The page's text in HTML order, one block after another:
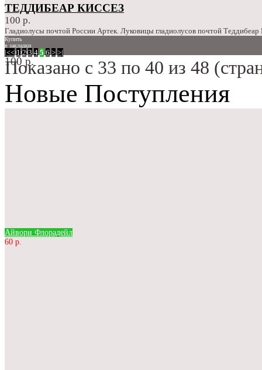
ТЕДДИБЕАР КИССЕЗ
100 р.
Гладиолусы почтой России Артек. Луковицы гладиолусов почтой
Купить
в закладки
сравнение
100 р.
|<< 1 2 3 4 5 6 > >|
Показано с 33 по 40 из 48
Новые Поступления
Айвори Флорадейл
60 р.